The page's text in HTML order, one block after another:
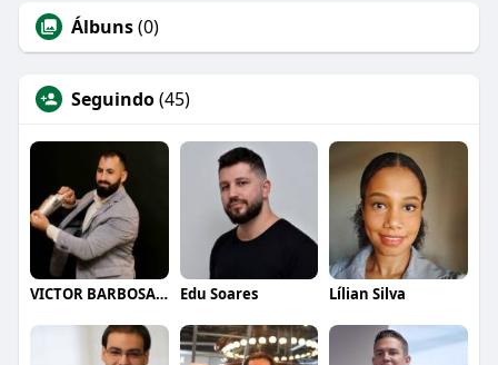
Álbuns(0)
Seguindo(45)
VICTOR BARBOSA QUARANTA Edu Soares Lílian Silva